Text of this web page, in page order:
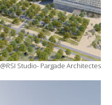
@RSI Studio- Pargade Architectes